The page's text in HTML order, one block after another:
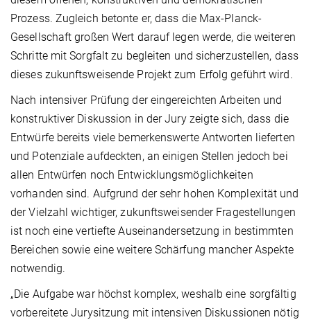
Prozess. Zugleich betonte er, dass die Max-Planck-
Gesellschaft großen Wert darauf legen werde, die weiteren
Schritte mit Sorgfalt zu begleiten und sicherzustellen, dass
dieses zukunftsweisende Projekt zum Erfolg geführt wird.
Nach intensiver Prüfung der eingereichten Arbeiten und
konstruktiver Diskussion in der Jury zeigte sich, dass die
Entwürfe bereits viele bemerkenswerte Antworten lieferten
und Potenziale aufdeckten, an einigen Stellen jedoch bei
allen Entwürfen noch Entwicklungsmöglichkeiten
vorhanden sind. Aufgrund der sehr hohen Komplexität und
der Vielzahl wichtiger, zukunftsweisender Fragestellungen
ist noch eine vertiefte Auseinandersetzung in bestimmten
Bereichen sowie eine weitere Schärfung mancher Aspekte
notwendig.
„Die Aufgabe war höchst komplex, weshalb eine sorgfältig
vorbereitete Jurysitzung mit intensiven Diskussionen nötig